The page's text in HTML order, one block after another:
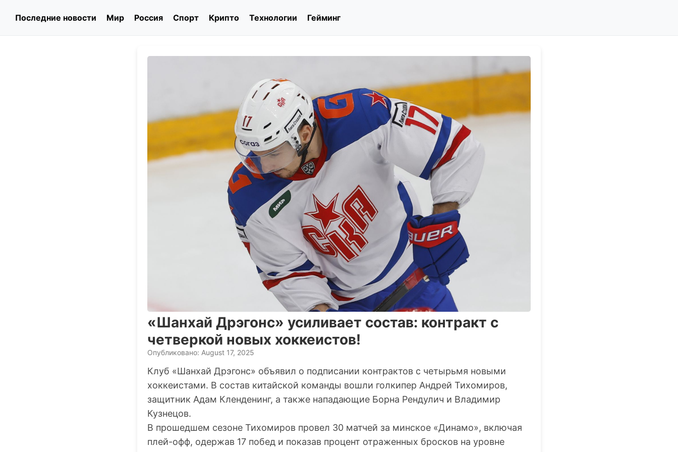
Последние новости Мир Россия Спорт Крипто Технологии Гейминг
«Шанхай Дрэгонс» усиливает состав: контракт с
четверкой новых хоккеистов!
Опубликовано: August 17, 2025
Клуб «Шанхай Дрэгонс» объявил о подписании контрактов с четырьмя новыми
хоккеистами. В состав китайской команды вошли голкипер Андрей Тихомиров,
защитник Адам Кленденинг, а также нападающие Борна Рендулич и Владимир
Кузнецов.
В прошедшем сезоне Тихомиров провел 30 матчей за минское «Динамо», включая
плей-офф, одержав 17 побед и показав процент отраженных бросков на уровне